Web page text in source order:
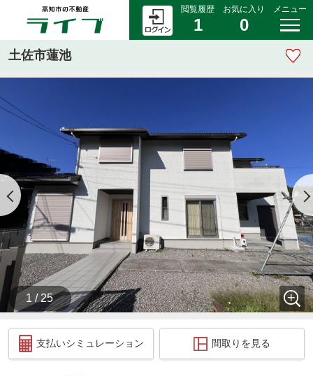
閲覧履歴
1
お気に入り
0
メニュー
土佐市蓮池
1 / 25
支払いシミュレーション 間取りを見る